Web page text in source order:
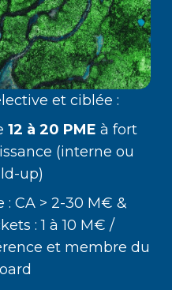
et ciblée :
12 à 20 PMEà fort
(interne ou
up)
CA > 2-30 M€ &
: 1 à 10 M€ /
et membre du